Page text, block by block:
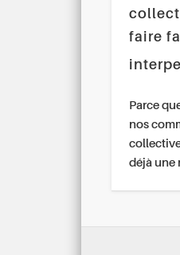
faire
Parce
nos
déjà une